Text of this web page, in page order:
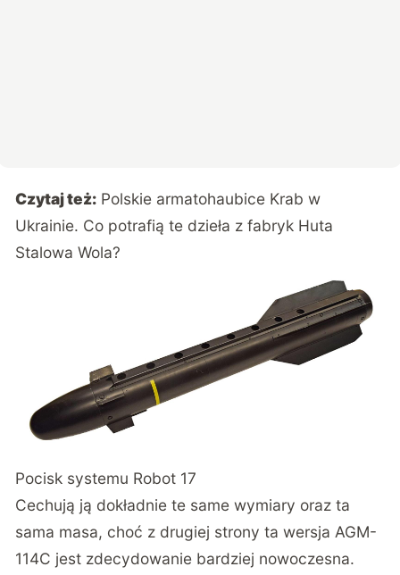
Czytaj też: Polskie armatohaubice Krab w
Ukrainie. Co potrafią te dzieła z fabryk Huta
Stalowa Wola?
Pocisk systemu Robot 17
Cechują ją dokładnie te same wymiary oraz ta
sama masa, choć z drugiej strony ta wersja AGM-
114C jest zdecydowanie bardziej nowoczesna.